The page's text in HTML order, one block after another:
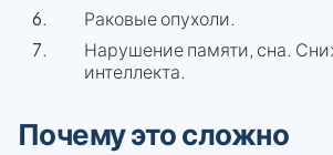
Раковые опухоли.
Нарушение памяти, сна.
интеллекта.
Почему это сложно